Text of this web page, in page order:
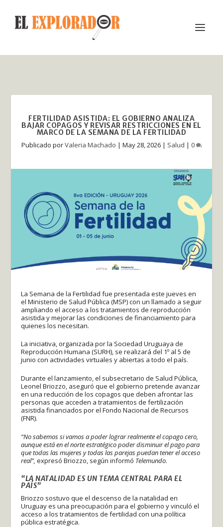
FERTILIDAD ASISTIDA: EL GOBIERNO ANALIZA
BAJAR COPAGOS Y REVISAR RESTRICCIONES EN EL
MARCO DE LA SEMANA DE LA FERTILIDAD
Publicado porValeria Machado | May 28, 2026| Salud | 0
La Semana de la Fertilidad fue presentada este jueves en
el Ministerio de Salud Pública (MSP) con un llamado a seguir
ampliando el acceso a los tratamientos de reproducción
asistida y mejorar las condiciones de financiamiento para
quienes los necesitan.
La iniciativa, organizada por la Sociedad Uruguaya de
Reproducción Humana (SURH), se realizará del 1º al 5 de
junio con actividades virtuales y abiertas a todo el país.
Durante el lanzamiento, el subsecretario de Salud Pública,
Leonel Briozzo, aseguró que el gobierno pretende avanzar
en una reducción de los copagos que deben afrontar las
personas que acceden a tratamientos de fertilización
asistida financiados por el Fondo Nacional de Recursos
(FNR).
“No sabemos si vamos a poder lograr realmente el copago cero,
aunque está en el norte estratégico poder disminuir el pago para
que todas las mujeres y todas las parejas puedan tener el acceso
real”,expresó Briozzo, según informó Telemundo.
“LA NATALIDAD ES UN TEMA CENTRAL PARA EL
PAÍS”
Briozzo sostuvo que el descenso de la natalidad en
Uruguay es una preocupación para el gobierno y vinculó el
acceso a los tratamientos de fertilidad con una política
pública estratégica.